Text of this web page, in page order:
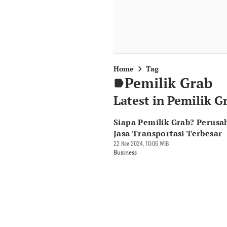
Home Tag
Pemilik Grab
Latest in Pemilik
Siapa Pemilik Grab?
Jasa Transportasi Terbesar
22 Nov 2024, 10:06 WIB
Business